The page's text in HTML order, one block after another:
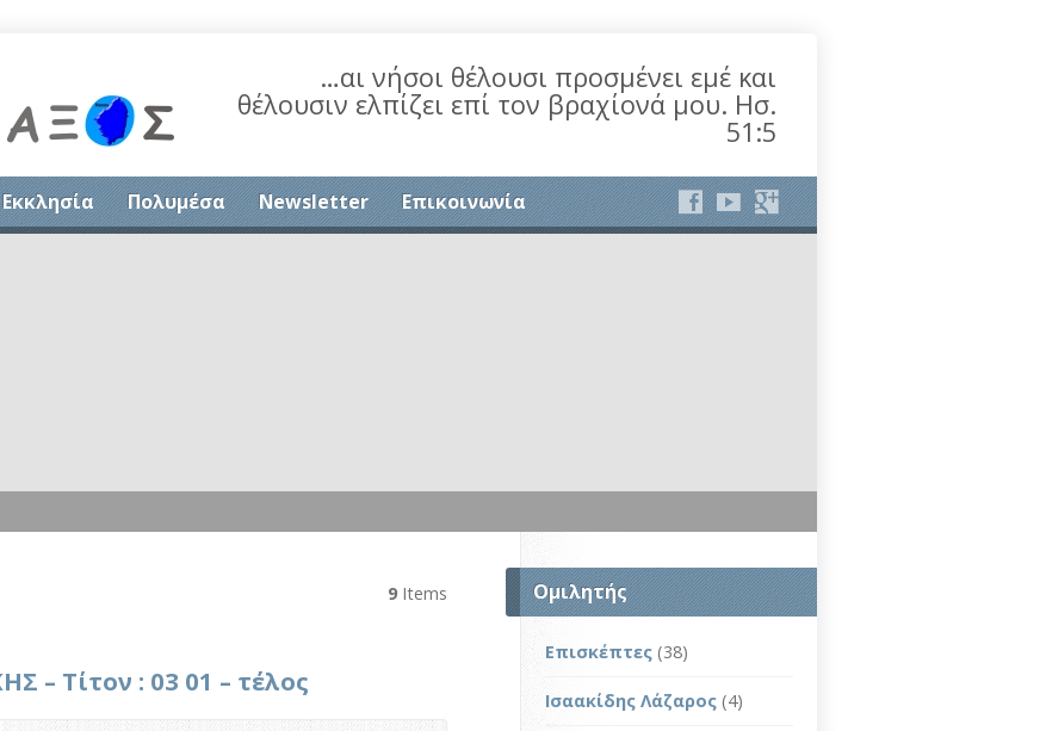
…αι νήσοι θέλουσι προσμένει εμέ και
θέλουσιν ελπίζει επί τον βραχίονά μου. Ησ.
51:5
Πολυμέσα Newsletter Επικοινωνία
9 Items
– Τίτον : 03 01 – τέλος
Ομιλητής
Επισκέπτες (38)
Ισαακίδης Λάζαρος (4)